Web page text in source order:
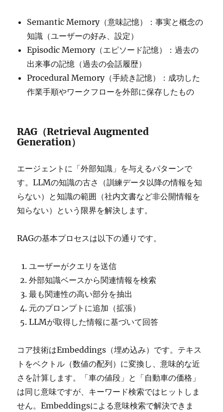
Semantic Memory（意味記憶）：事実と概念の
知識（ユーザーの好み、設定）
Episodic Memory（エピソード記憶）：過去の
出来事の記憶（過去の会話履歴）
Procedural Memory（手続き記憶）：成功した
作業手順やワークフローを外部に保存したもの
RAG（Retrieval Augmented
Generation）
エージェントに「外部知識」を与えるパターンで
す。LLMの知識の古さ（訓練データ以降の情報を知
らない）と知識の範囲（社内文書など非公開情報を
知らない）という限界を解決します。
RAGの基本プロセスは以下の通りです。
ユーザーがクエリを送信
外部知識ベースから関連情報を検索
最も関連性の高い部分を抽出
元のプロンプトに追加（拡張）
LLMが取得した情報に基づいて回答
コア技術はEmbeddings（埋め込み）です。テキス
トをベクトル（数値の配列）に変換し、意味的な近
さを計算します。「車の値段」と「自動車の価格」
は同じ意味ですが、キーワード検索ではヒットしま
せん。Embeddingsによる意味検索で解決できま